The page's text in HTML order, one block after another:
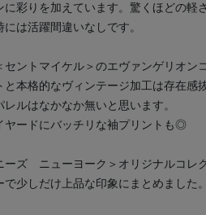
に彩りを加えています。驚くほどの軽
は活躍間違いなしです。
セントマイケル＞のエヴァンゲリオン
と本格的なヴィンテージ加工は存在感
ルはなかなか無いと思います。
ヤードにバッチリな袖プリントも◎
ーズ ニューヨーク＞オリジナルコレ
で少しだけ上品な印象にまとめました。